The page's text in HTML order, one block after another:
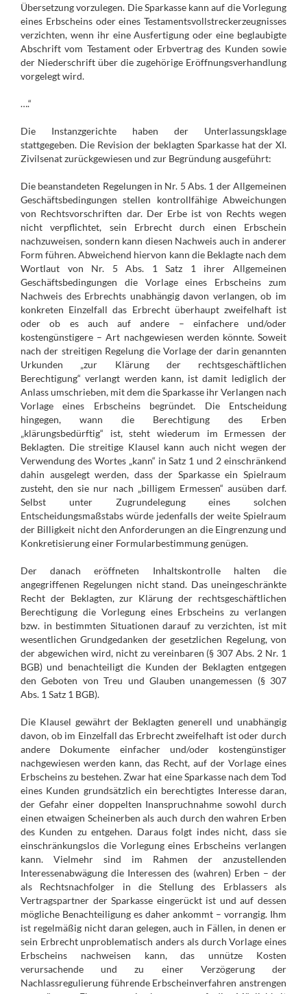
Übersetzung vorzulegen. Die Sparkasse kann auf die Vorlegung
eines Erbscheins oder eines Testamentsvollstreckerzeugnisses
verzichten, wenn ihr eine Ausfertigung oder eine beglaubigte
Abschrift vom Testament oder Erbvertrag des Kunden sowie
der Niederschrift über die zugehörige Eröffnungsverhandlung
vorgelegt wird.
….“
Die Instanzgerichte haben der Unterlassungsklage
stattgegeben. Die Revision der beklagten Sparkasse hat der XI.
Zivilsenat zurückgewiesen und zur Begründung ausgeführt:
Die beanstandeten Regelungen in Nr. 5 Abs. 1 der Allgemeinen
Geschäftsbedingungen stellen kontrollfähige Abweichungen
von Rechtsvorschriften dar. Der Erbe ist von Rechts wegen
nicht verpflichtet, sein Erbrecht durch einen Erbschein
nachzuweisen, sondern kann diesen Nachweis auch in anderer
Form führen. Abweichend hiervon kann die Beklagte nach dem
Wortlaut von Nr. 5 Abs. 1 Satz 1 ihrer Allgemeinen
Geschäftsbedingungen die Vorlage eines Erbscheins zum
Nachweis des Erbrechts unabhängig davon verlangen, ob im
konkreten Einzelfall das Erbrechtüberhaupt zweifelhaft ist
oder ob es auch auf andere – einfachere und/oder
kostengünstigere – Art nachgewiesen werden könnte. Soweit
nach der streitigen Regelung die Vorlage der darin genannten
Urkunden „zur Klärung der rechtsgeschäftlichen
Berechtigung“ verlangt werden kann, ist damit lediglich der
Anlass umschrieben, mit dem die Sparkasse ihr Verlangen nach
Vorlage eines Erbscheins begründet. Die Entscheidung
hingegen, wann die Berechtigung des Erben
„klärungsbedürftig“ ist, steht wiederum im Ermessen der
Beklagten. Die streitige Klausel kann auch nicht wegen der
Verwendung des Wortes „kann“ in Satz 1 und 2 einschränkend
dahin ausgelegt werden, dass der Sparkasse ein Spielraum
zusteht, den sie nur nach „billigem Ermessen“ ausüben darf.
Selbst unter Zugrundelegung eines solchen
Entscheidungsmaßstabs würde jedenfalls der weite Spielraum
der Billigkeit nicht den Anforderungen an die Eingrenzung und
Konkretisierung einer Formularbestimmung genügen.
Der danach eröffneten Inhaltskontrolle halten die
angegriffenen Regelungen nicht stand. Das uneingeschränkte
Recht der Beklagten, zur Klärung der rechtsgeschäftlichen
Berechtigung die Vorlegung eines Erbscheins zu verlangen
bzw. in bestimmten Situationen darauf zu verzichten, ist mit
wesentlichen Grundgedanken der gesetzlichen Regelung, von
der abgewichen wird, nicht zu vereinbaren (§ 307 Abs. 2 Nr. 1
BGB) und benachteiligt die Kunden der Beklagten entgegen
den Geboten von Treu und Glauben unangemessen (§ 307
Abs. 1 Satz 1 BGB).
Die Klausel gewährt der Beklagten generell und unabhängig
davon, ob im Einzelfall das Erbrechtzweifelhaft ist oder durch
andere Dokumente einfacher und/oder kostengünstiger
nachgewiesen werden kann, das Recht, auf der Vorlage eines
Erbscheins zu bestehen. Zwar hat eine Sparkasse nach dem Tod
eines Kunden grundsätzlich ein berechtigtes Interesse daran,
der Gefahr einer doppelten Inanspruchnahme sowohl durch
einen etwaigen Scheinerben als auch durch den wahren Erben
des Kunden zu entgehen. Daraus folgt indes nicht, dass sie
einschränkungslos die Vorlegung eines Erbscheins verlangen
kann. Vielmehr sind im Rahmen der anzustellenden
Interessenabwägung die Interessen des (wahren) Erben – der
als Rechtsnachfolger in die Stellung des Erblassers als
Vertragspartner der Sparkasse eingerückt ist und auf dessen
mögliche Benachteiligung es daher ankommt – vorrangig. Ihm
ist regelmäßig nicht daran gelegen, auch in Fällen, in denen er
sein Erbrechtunproblematisch anders als durch Vorlage eines
Erbscheins nachweisen kann, das unnütze Kosten
verursachende und zu einer Verzögerung der
Nachlassregulierung führende Erbscheinverfahren anstrengen